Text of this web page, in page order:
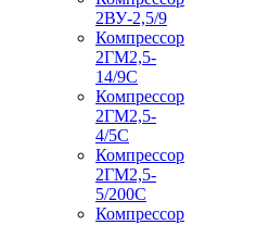
2ВУ-2,5/9
Компрессор
2ГМ2,5-
14/9С
Компрессор
2ГМ2,5-
4/5С
Компрессор
2ГМ2,5-
5/200С
Компрессор